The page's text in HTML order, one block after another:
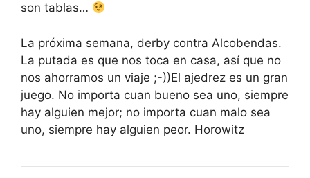
son tablas…
La próxima semana, derby contra Alcobendas.
La putada es que nos toca en casa, así que no
nos ahorramos un viaje ;-))El ajedrez es un gran
juego. No importa cuan bueno sea uno, siempre
hay alguien mejor; no importa cuan malo sea
uno, siempre hay alguien peor. Horowitz